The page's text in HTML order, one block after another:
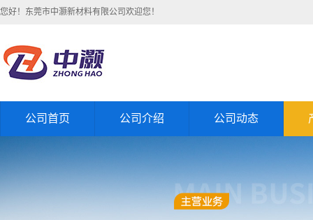
您好！东莞市中灏新材料有限公司欢迎您！
公司首页 公司介绍 公司动态